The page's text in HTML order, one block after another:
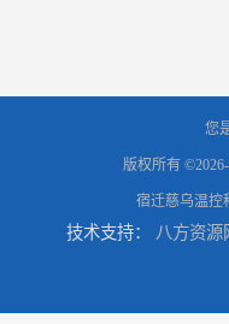
您
版权所有
宿迁慈乌温控
技术支持： 八方资源